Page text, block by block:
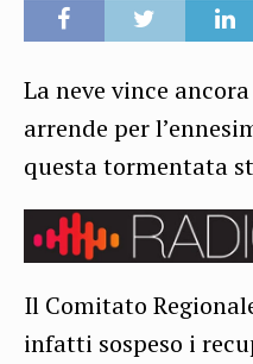
La neve vince
arrende per
questa tormentata
Il Comitato
infatti sospeso i